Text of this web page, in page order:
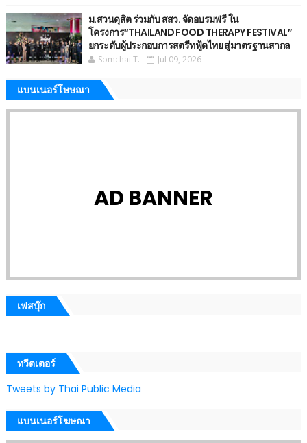
ม.สวนดุสิต ร่วมกับ สสว. จัดอบรมฟรี ใน
โครงการ“THAILAND FOOD THERAPY FESTIVAL”
ยกระดับผู้ประกอบการสตรีทฟู้ดไทย สู่มาตรฐานสากล
Somchai T. Jul 09, 2026
แบนเนอร์โษษณา
AD BANNER
เฟสบุ๊ก
ทวีตเตอร์
Tweets by Thai Public Media
แบนเนอร์โฆษณา